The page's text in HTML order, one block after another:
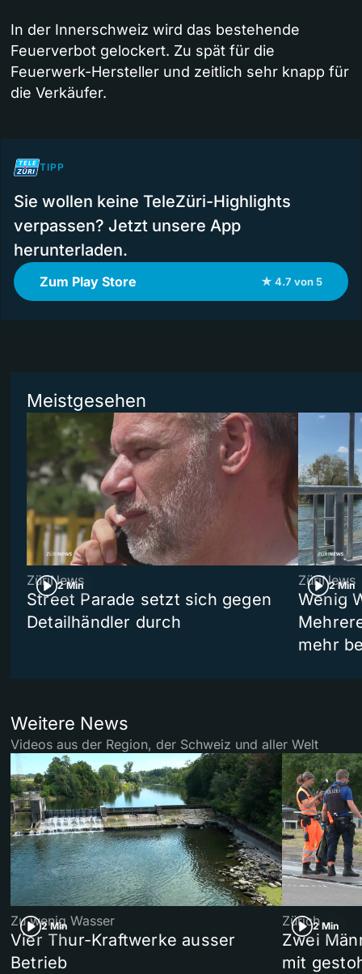
In der Innerschweiz wird das bestehende
Feuerverbot gelockert. Zu spät für die
Feuerwerk-Hersteller und zeitlich sehr knapp für
die Verkäufer.
TIPP
Sie wollen keine TeleZüri-Highlights
verpassen? Jetzt unsere App
herunterladen.
Zum Play Store ★ 4.7 von 5
Meistgesehen
2 Min
ZüriNews
Street Parade setzt sich gegen
Detailhändler durch
2 Min
ZüriNews
Wenig
mehr
Weitere News
Videos aus der Region, der Schweiz und aller Welt
2 Min
Zu wenig Wasser
Vier Thur-Kraftwerke ausser
Betrieb
2 Min
Zürich
Zwei
mit